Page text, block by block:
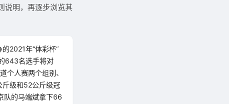
说明，再逐步浏览其
2021年“体彩杯”
643名选手将对
个人赛两个组别、
斤级和52公斤级冠
队的马端斌拿下66